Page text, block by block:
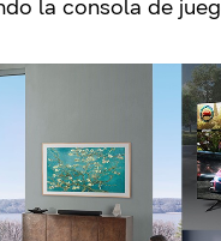
la consola de